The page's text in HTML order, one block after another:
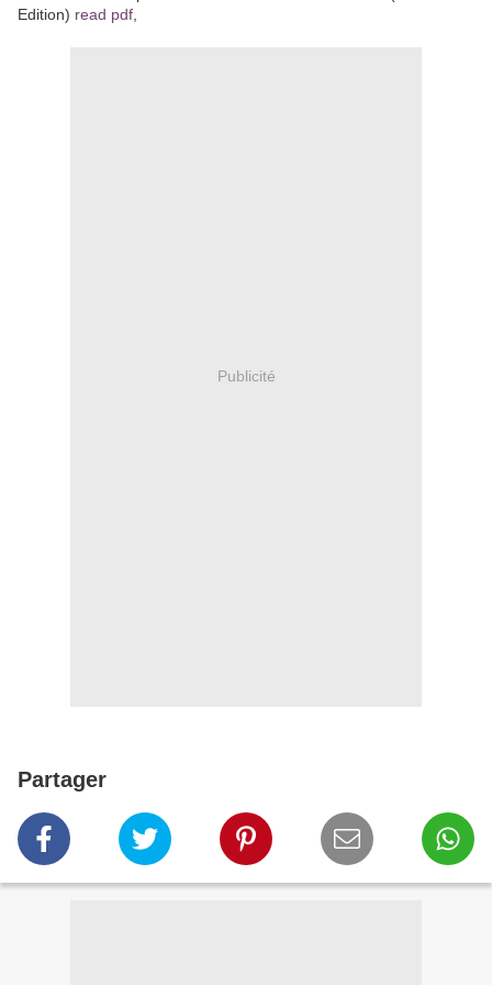
Edition) read pdf
Publicité
Partager